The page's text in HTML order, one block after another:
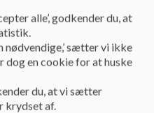
mangeartede musiktilbud.
musik. Musik er nemlig
koncentration og motorik.
alle’, godkender du, at
nødvendige,’ sætter vi ikke
en cookie for at huske
du, at vi sætter
krydset af.